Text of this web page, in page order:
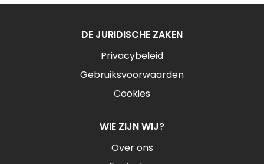
DE JURIDISCHE ZAKEN
Privacybeleid
Gebruiksvoorwaarden
Cookies
WIE ZIJN WIJ?
Over ons